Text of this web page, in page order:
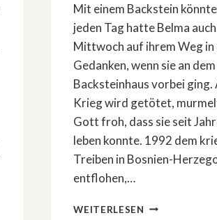
Mit einem Backstein
jeden Tag hatte Belma
Mittwoch auf ihrem Weg in
Gedanken, wenn sie an
Backsteinhaus vorbei ging.
Krieg wird getötet,
Gott froh, dass sie seit
leben konnte. 1992 dem
Treiben in Bosnien-
entflohen,…
WEITERLESEN DER